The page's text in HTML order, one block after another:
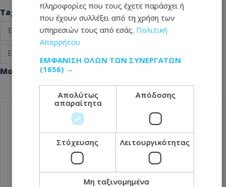
Tags
Ένωση Νέων Αγίου Λαζάρου 25η Μαρτίου
Ειδήσεις Κύπρος
Μοιράσου αυτό το άρθρο
ΠΡΟΗΓΟΎΜΕΝΟ ΆΡΘΡΟ
Ερτουγρούλογλου: Ισχυρίζεται ότι ο
Πρόεδρος Χριστοδουλίδης παραπονέθηκε
για την παρουσία του στην Γενεύη
πληροφορίες που τους έχετε παράσχει ή
που έχουν συλλέξει από τη χρήση των
υπηρεσιών τους από εσάς. Πολιτική
Απορρήτου
ΕΜΦΆΝΙΣΗ ΌΛΩΝ ΤΩΝ ΣΥΝΕΡΓΑΤΏΝ
(1656) →
Απολύτως
απαραίτητα
Απόδοσης
Στόχευσης Λειτουργικότητας
Μη ταξινομημένα